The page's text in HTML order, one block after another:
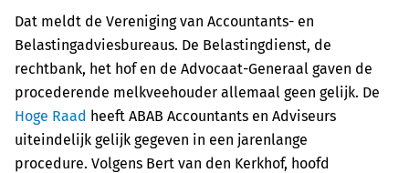
Dat meldt de Vereniging van Accountants- en
Belastingadviesbureaus. De Belastingdienst, de
rechtbank, het hof en de Advocaat-Generaal gaven de
procederende melkveehouder allemaal geen gelijk. De
Hoge Raad heeft ABAB Accountants en Adviseurs
uiteindelijk gelijk gegeven in een jarenlange
procedure. Volgens Bert van den Kerkhof, hoofd